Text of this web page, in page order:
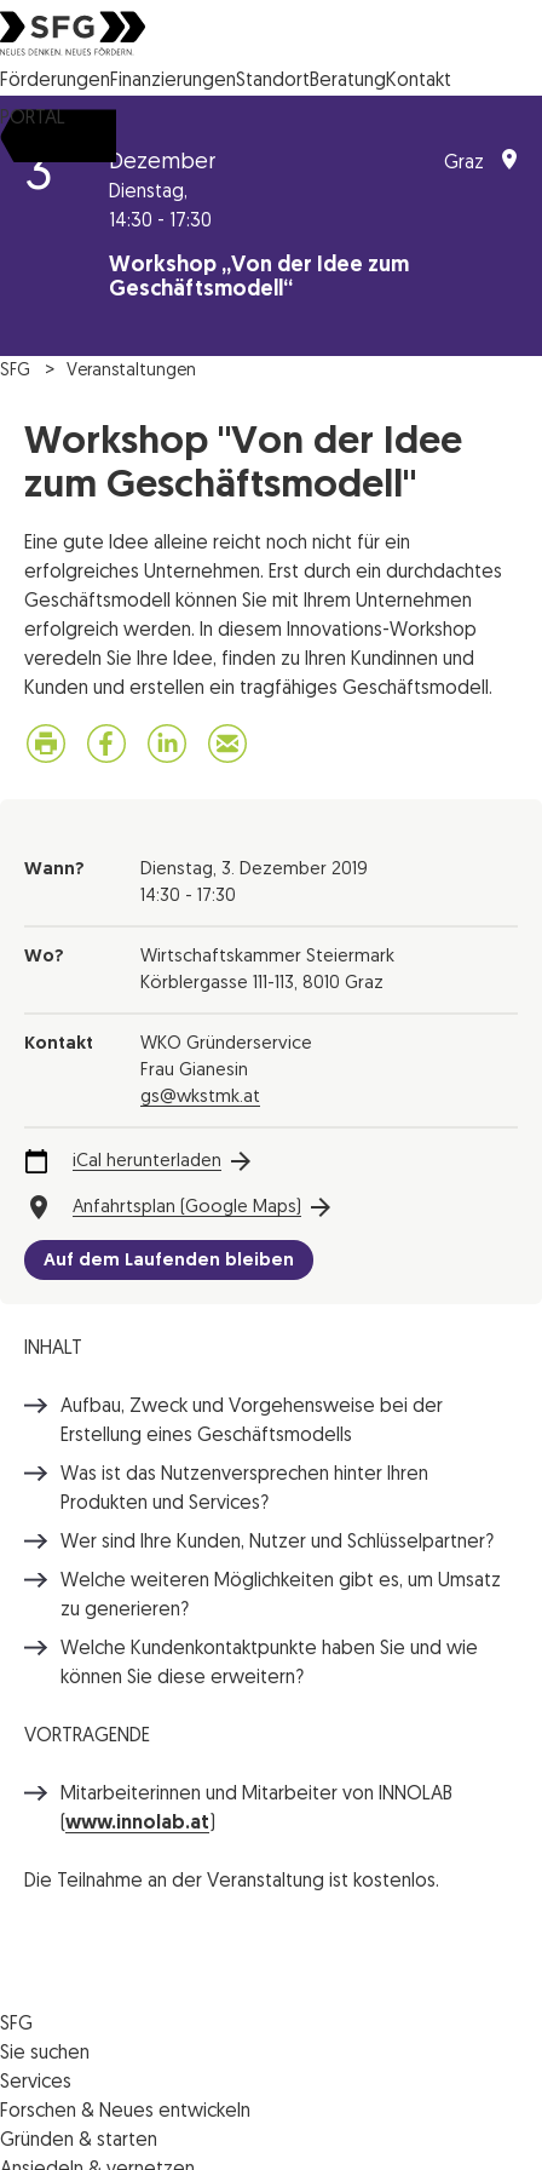
Steirische Wirtschaftsförderungsgesellschaft mbH SFG Logo
FörderungenFinanzierungenStandortBeratungKontakt
PORTAL
3 Dezember
Dienstag,
14:30 - 17:30
Workshop „Von der Idee zum
Geschäftsmodell“
Graz
SFG Veranstaltungen
Workshop "Von der Idee
zum Geschäftsmodell"
Eine gute Idee alleine reicht noch nicht für ein
erfolgreiches Unternehmen. Erst durch ein durchdachtes
Geschäftsmodell können Sie mit Ihrem Unternehmen
erfolgreich werden. In diesem Innovations-Workshop
veredeln Sie Ihre Idee, finden zu Ihren Kundinnen und
Kunden und erstellen ein tragfähiges Geschäftsmodell.
Wann? Dienstag, 3. Dezember 2019
14:30 - 17:30
Wo?
Wirtschaftskammer Steiermark
Körblergasse 111-113, 8010 Graz
Kontakt
WKO Gründerservice
Frau Gianesin
gs@wkstmk.at
iCal herunterladen
Anfahrtsplan (Google Maps)
Auf dem Laufenden bleiben
INHALT
Aufbau, Zweck und Vorgehensweise bei der
Erstellung eines Geschäftsmodells
Was ist das Nutzenversprechen hinter Ihren
Produkten und Services?
Wer sind Ihre Kunden, Nutzer und Schlüsselpartner?
Welche weiteren Möglichkeiten gibt es, um Umsatz
zu generieren?
Welche Kundenkontaktpunkte haben Sie und wie
können Sie diese erweitern?
VORTRAGENDE
Mitarbeiterinnen und Mitarbeiter von INNOLAB
(www.innolab.at)
Die Teilnahme an der Veranstaltung ist kostenlos.
SFG
Die SFG
Jobs
Medienservice
Informiert bleiben
Sie suchen
Förderungen
Finanzierungen
Standortentwicklung
Services
Veranstaltungen
News
Forschen & Neues entwickeln
Standortcoaching
Gründen & starten